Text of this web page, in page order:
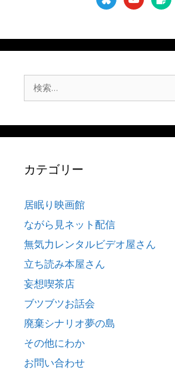
note
索:
カテゴリー
居眠り映画館
ながら見ネット配信
無気力レンタルビデオ屋さん
立ち読み本屋さん
妄想喫茶店
ブツブツお話会
廃棄シナリオ夢の島
その他にわか
お問い合わせ